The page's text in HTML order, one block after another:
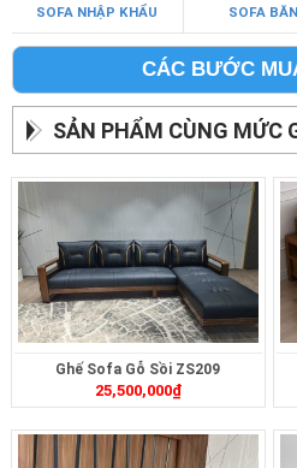
SOFA NHẬP KHẨU SOFA
CÁC BƯỚC
SẢN PHẨM CÙNG MỨC
Ghế Sofa Gỗ Sồi ZS209
25,500,000₫